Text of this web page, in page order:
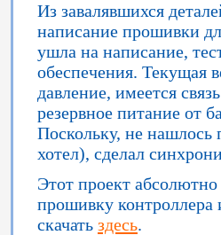
Из завалявшихся
написание прошивки
ушла на написание,
обеспечения. Текущая
давление, имеется
резервное питание от
Поскольку, не нашлось
хотел), сделал
Этот проект
прошивку контроллера
скачать здесь.